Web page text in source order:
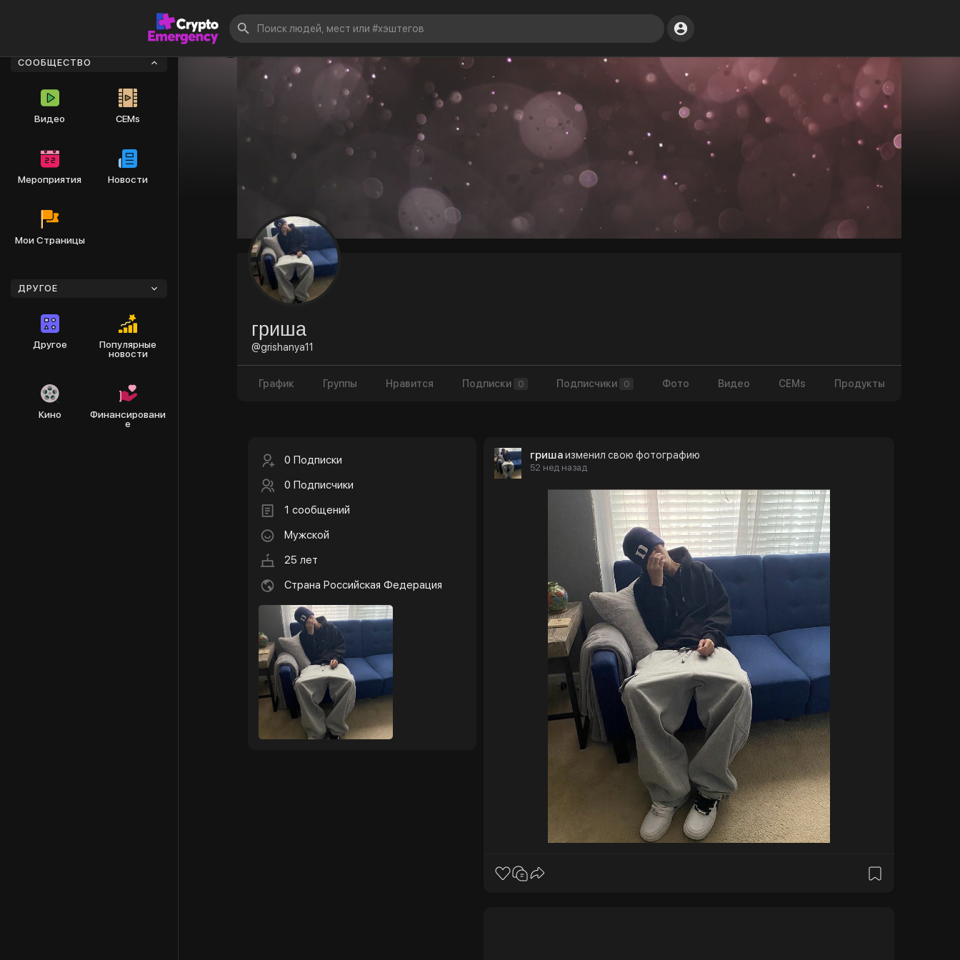
СООБЩЕСТВО
Видео CEMs
Мероприятия Новости
Мои Страницы
ДРУГОЕ
Другое
Популярные
новости
Кино
Финансировани
е
гриша
@grishanya11
График Группы Нравится Подписки 0 Подписчики 0 Фото Видео CEMs Продукты
0 Подписки
0 Подписчики
1 сообщений
Мужской
25 лет
Страна Российская Федерация
гришаизменил свою фотографию
52 нед назад